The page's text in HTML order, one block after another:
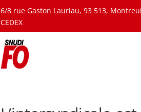
6/8 rue Gaston Lauriau, 93 513,
CEDEX